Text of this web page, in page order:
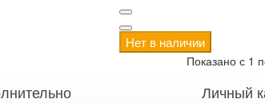
Нет в наличии
Показано с 1
Личный